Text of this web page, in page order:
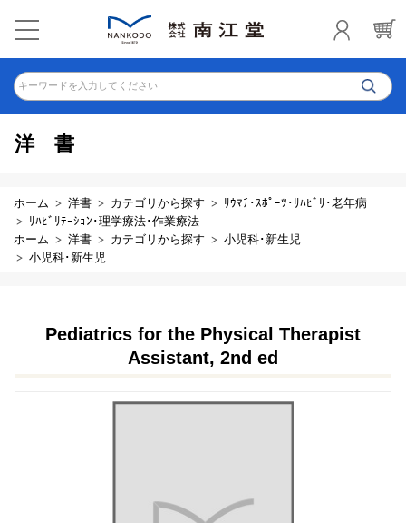
キーワードを入力してください
洋書
ホーム 洋書 カテゴリから探す
ﾘｳﾏﾁ･ｽﾎﾟｰﾂ･ﾘﾊﾋﾞﾘ･老年病
ﾘﾊﾋﾞﾘﾃｰｼｮﾝ･理学療法･作業療法
ホーム
洋書 カテゴリから探す
小児科･新生児
小児科･新生児
Pediatrics for the Physical Therapist
Assistant, 2nd ed